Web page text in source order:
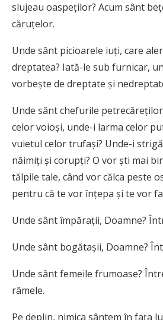
slujeau oaspeţilor? Acum sânt
căruţelor.
Unde sânt picioarele iuţi, care
dreptatea? Iată-le sub furnicar,
vorbeşte de dreptate şi
Unde sânt chefurile
celor voioşi, unde-i larma celor
vuietul celor trufaşi? Unde-i
năimiţi şi corupţi? O vor şti mai
tălpile tale, când vor călca peste
pentru că te vor înţepa şi te vor
Unde sânt împăraţii, Doamne?
Unde sânt bogătaşii, Doamne?
Unde sânt femeile frumoase?
râmele.
Pe deplin, nimica sântem în faţa